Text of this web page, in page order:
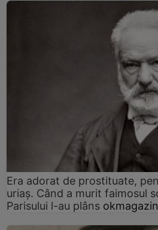
Era adorat de prostituate,
uriaș. Când a murit faimosul
Parisului l-au plâns